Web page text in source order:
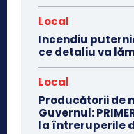
Local
Incendiu
ce detaliu va
Local
Producătorii de
Guvernul:
la întreruperile